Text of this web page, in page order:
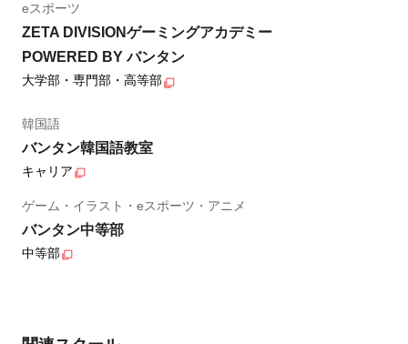
eスポーツ
ZETA DIVISIONゲーミングアカデミー
POWERED BY バンタン
大学部・専門部・高等部
韓国語
バンタン韓国語教室
キャリア
ゲーム・イラスト・eスポーツ・アニメ
バンタン中等部
中等部